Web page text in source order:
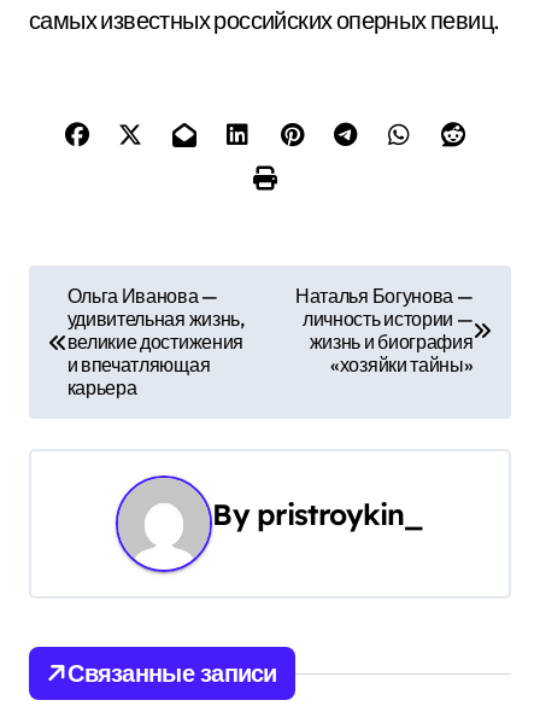
самых известных российских оперных певиц.
и
ц
и
я
Ольга Иванова —
удивительная жизнь,
великие достижения
и впечатляющая
карьера
Наталья Богунова —
личность истории —
жизнь и биография
«хозяйки тайны»
By pristroykin_
Связанные записи